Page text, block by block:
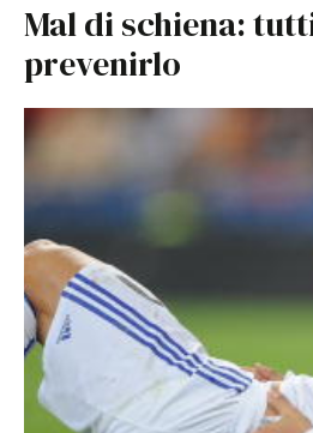
Mal di schiena:
prevenirlo